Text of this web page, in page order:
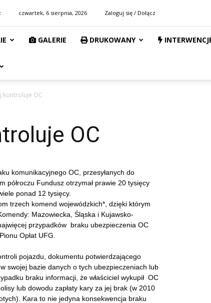
czwartek, 6 sierpnia, 2026 Zaloguj się / Dołącz
GALERIE DRUKOWANY
kontroluje OC
OC
komunikacyjnego OC, przesyłanych do
półroczu Fundusz otrzymał prawie 20 tysięcy
ponad 12 tysięcy.
trzech komend wojewódzkich*, dzięki którym
Mazowiecka, Śląska i Kujawsko-
przypadków braku ubezpieczenia OC
Opłat UFG.
pojazdu, dokumentu potwierdzającego
swojej bazie danych o tych ubezpieczeniach lub
braku informacji, że właściciel wykupił OC
lub dowodu zapłaty kary za jej brak (w 2010
Kara to nie jedyna konsekwencja braku